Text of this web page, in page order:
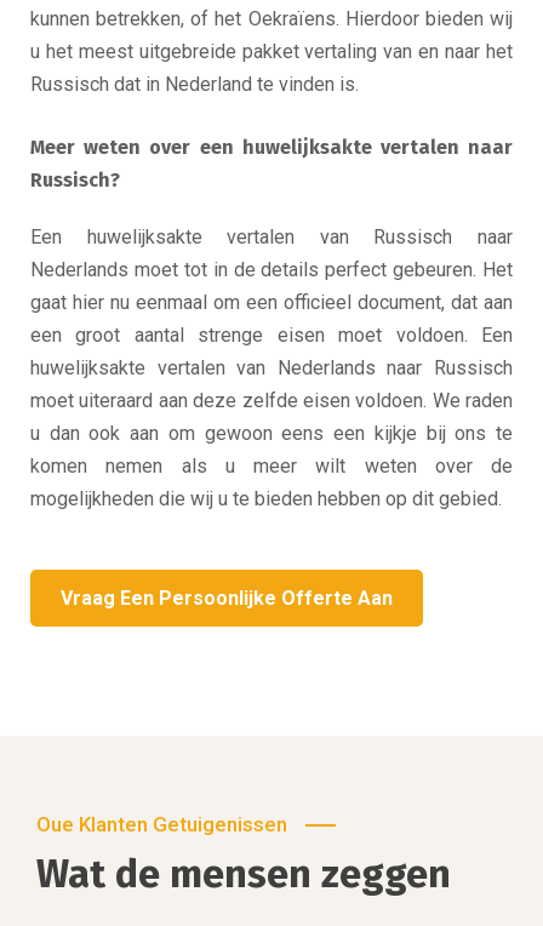
kunnen betrekken, of het Oekraïens. Hierdoor bieden wij
u het meest uitgebreide pakket vertaling van en naar het
Russisch dat in Nederland te vinden is.
Meer weten over een huwelijksakte vertalen naar
Russisch?
Een huwelijksakte vertalen van Russisch naar
Nederlands moet tot in de details perfect gebeuren. Het
gaat hier nu eenmaal om een officieel document, dat aan
een groot aantal strenge eisen moet voldoen. Een
huwelijksakte vertalen van Nederlands naar Russisch
moet uiteraard aan deze zelfde eisen voldoen. We raden
u dan ook aan om gewoon eens een kijkje bij ons te
komen nemen als u meer wilt weten over de
mogelijkheden die wij u te bieden hebben op dit gebied.
Vraag Een Persoonlijke Offerte Aan
Oue Klanten Getuigenissen
Wat de mensen zeggen